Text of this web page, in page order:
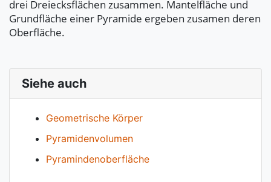
drei Dreiecksflächen zusammen. Mantelfläche und
Grundfläche einer Pyramide ergeben zusamen deren
Oberfläche.
Siehe auch
Geometrische Körper
Pyramidenvolumen
Pyramindenoberfläche